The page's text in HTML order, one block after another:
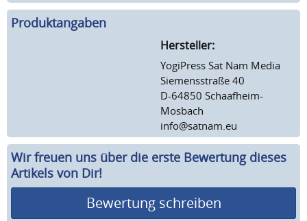
Produktangaben
Hersteller:
YogiPress Sat Nam Media
Siemensstraße 40
D-64850 Schaafheim-
Mosbach
info@satnam.eu
Wir freuen uns über die erste Bewertung dieses
Artikels von Dir!
Bewertung schreiben